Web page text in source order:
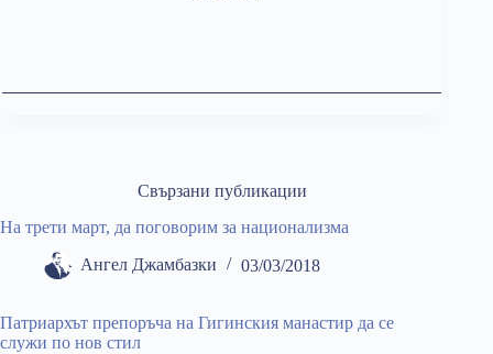
Свързани публикации
На трети март, да поговорим за национализма
Ангел Джамбазки 03/03/2018
Патриархът препоръча на Гигинския манастир да се
служи по нов стил